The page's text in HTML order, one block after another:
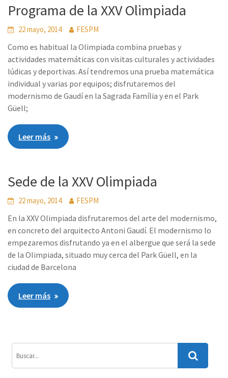
Programa de la XXV Olimpiada
22 mayo, 2014 FESPM
Como es habitual la Olimpiada combina pruebas y
actividades matemáticas con visitas culturales y actividades
lúdicas y deportivas. Así tendremos una prueba matemática
individual y varias por equipos; disfrutaremos del
modernismo de Gaudí en la Sagrada Família y en el Park
Güell;
Leer más
Sede de la XXV Olimpiada
22 mayo, 2014 FESPM
En la XXV Olimpiada disfrutaremos del arte del modernismo,
en concreto del arquitecto Antoni Gaudí. El modernismo lo
empezaremos disfrutando ya en el albergue que será la sede
de la Olimpiada, situado muy cerca del Park Güell, en la
ciudad de Barcelona
Leer más